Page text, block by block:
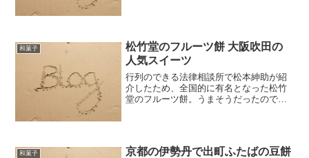
和菓子
松竹堂のフルーツ餅 大阪吹田の
人気スイーツ
行列のできる法律相談所で松本紳助が紹
介したため、全国的に有名となった松竹
堂のフルーツ餅。うまそうだったので、
和菓子
京都の伊勢丹で出町ふたばの豆餅